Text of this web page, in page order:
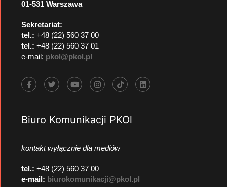
01-531 Warszawa
Sekretariat:
tel.: +48 (22) 560 37 00
tel.: +48 (22) 560 37 01
e-mail: pkol@pkol.pl
Biuro Komunikacji PKOl
kontakt wyłącznie dla mediów
tel.: +48 (22) 560 37 00
e-mail: biurokomunikacji@pkol.pl